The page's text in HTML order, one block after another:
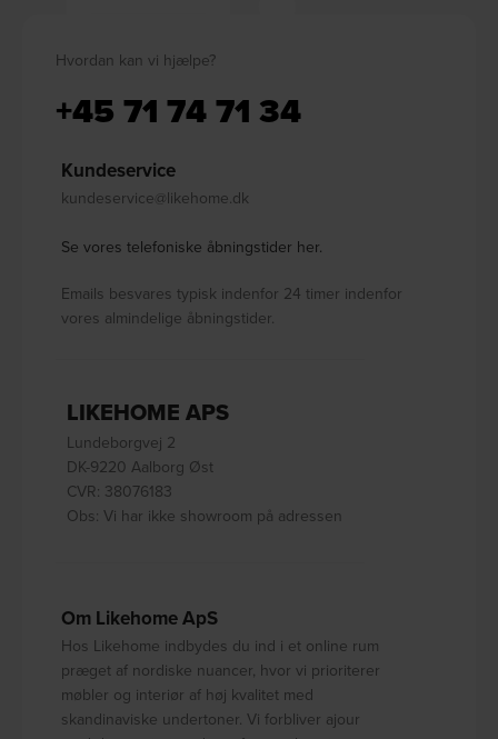
Hvordan kan vi hjælpe?
+45 71 74 71 34
Kundeservice
kundeservice@likehome.dk
Se vores telefoniske åbningstider her.
Emails besvares typisk indenfor 24 timer indenfor
vores almindelige åbningstider.
LIKEHOME APS
Lundeborgvej 2
DK-9220 Aalborg Øst
CVR: 38076183
Obs: Vi har ikke showroom på adressen
Om Likehome ApS
Hos Likehome indbydes du ind i et online rum
præget af nordiske nuancer, hvor vi prioriterer
møbler og interiør af høj kvalitet med
skandinaviske undertoner. Vi forbliver ajour